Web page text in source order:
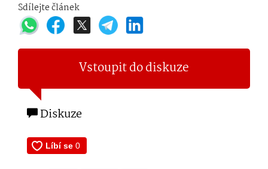
Sdílejte článek
Vstoupit do diskuze
Diskuze